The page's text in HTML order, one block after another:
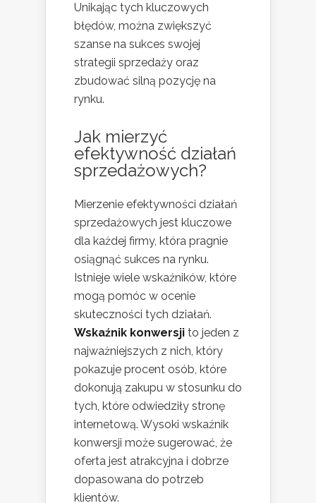
Unikając tych kluczowych
błędów, można zwiększyć
szanse na sukces swojej
strategii sprzedaży oraz
zbudować silną pozycję na
rynku.
Jak mierzyć
efektywność działań
sprzedażowych?
Mierzenie efektywności działań
sprzedażowych jest kluczowe
dla każdej firmy, która pragnie
osiągnąć sukces na rynku.
Istnieje wiele wskaźników, które
mogą pomóc w ocenie
skuteczności tych działań.
Wskaźnik konwersji to jeden z
najważniejszych z nich, który
pokazuje procent osób, które
dokonują zakupu w stosunku do
tych, które odwiedziły stronę
internetową. Wysoki wskaźnik
konwersji może sugerować, że
oferta jest atrakcyjna i dobrze
dopasowana do potrzeb
klientów.